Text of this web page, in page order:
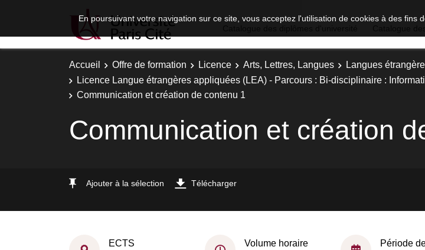
En poursuivant votre navigation sur ce site, vous acceptez l'utilisation de cookies à des fins
Accueil Offre de formation Licence Arts, Lettres, Langues
Langues
Licence Langue étrangères appliquées (LEA) - Parcours : Bi-disciplinaire :
Communication et création de contenu 1
Communication et création
Ajouter à la sélection Télécharger
ECTS Volume horaire
Période